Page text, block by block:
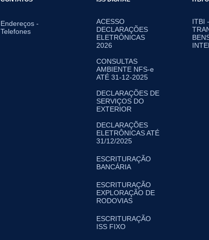
Endereços -
Telefones
ACESSO
DECLARAÇÕES
ELETRÔNICAS
2026
CONSULTAS
AMBIENTE NFS-e
ATÉ 31-12-2025
DECLARAÇÕES DE
SERVIÇOS DO
EXTERIOR
DECLARAÇÕES
ELETRÔNICAS ATÉ
31/12/2025
ESCRITURAÇÃO
BANCÁRIA
ESCRITURAÇÃO
EXPLORAÇÃO DE
RODOVIAS
ESCRITURAÇÃO
ISS FIXO
ITBI